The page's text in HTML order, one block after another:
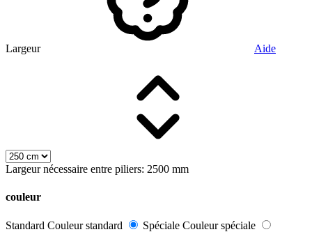
Largeur Aide
Largeur nécessaire entre piliers: 2500 mm
couleur
Standard Couleur standard Spéciale Couleur spéciale